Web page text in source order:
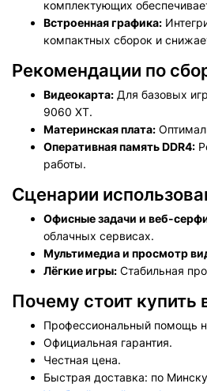
комплектующих
Встроенная графика:
компактных сборок и
Рекомендации по
Видеокарта: Для базовых
9060 XT.
Материнская плата:
Оперативная память DDR4:
работы.
Сценарии
Офисные задачи и веб-
облачных сервисах.
Мультимедиа и просмотр
Лёгкие игры: Стабильная
Почему стоит купить
Профессиональный помощь
Официальная гарантия.
Честная цена.
Быстрая доставка: по